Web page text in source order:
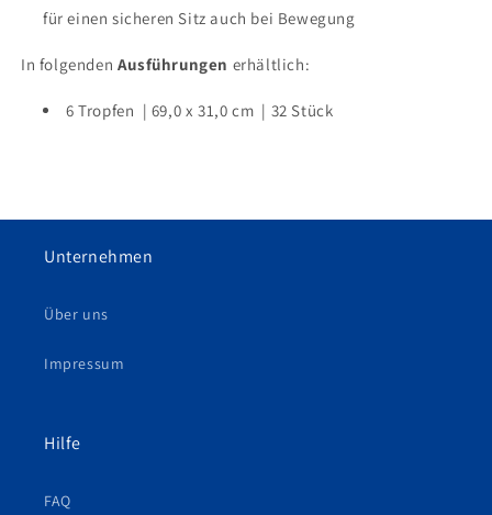
für einen sicheren Sitz auch bei Bewegung
In folgenden Ausführungen erhältlich:
6 Tropfen | 69,0 x 31,0 cm | 32 Stück
Unternehmen
Über uns
Impressum
Hilfe
FAQ